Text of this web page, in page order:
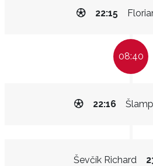
22:15
08:40
22:16
Ševčík Richard